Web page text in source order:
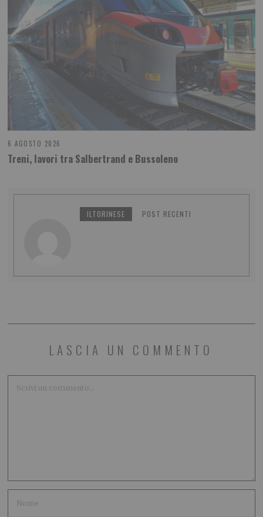
6 AGOSTO 2026
Treni, lavori tra Salbertrand e Bussoleno
ILTORINESE POST RECENTI
LASCIA UN COMMENTO